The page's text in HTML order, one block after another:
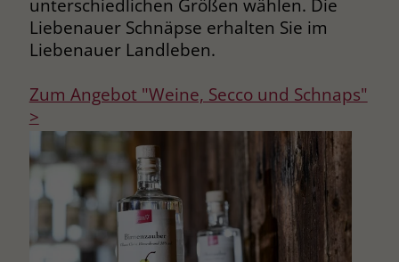
unterschiedlichen Größen wählen. Die
Liebenauer Schnäpse erhalten Sie im
Liebenauer Landleben.
Zum Angebot "Weine, Secco und Schnaps"
>